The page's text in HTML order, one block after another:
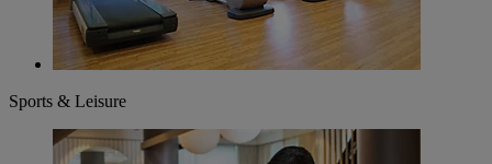
Sports & Leisure